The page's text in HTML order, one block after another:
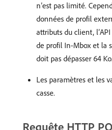
n’est pas limité.
données de profil
attributs du client,
de profil In-Mbox et la
doit pas dépasser 64 Ko.
Les paramètres et les
casse.
Requête HTTP